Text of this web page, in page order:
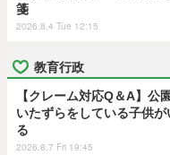
箋
2026.8.4 Tue 12:15
教育行政
【クレーム対応Q＆A】公
いたずらをしている子供が
る
2026.8.7 Fri 19:45